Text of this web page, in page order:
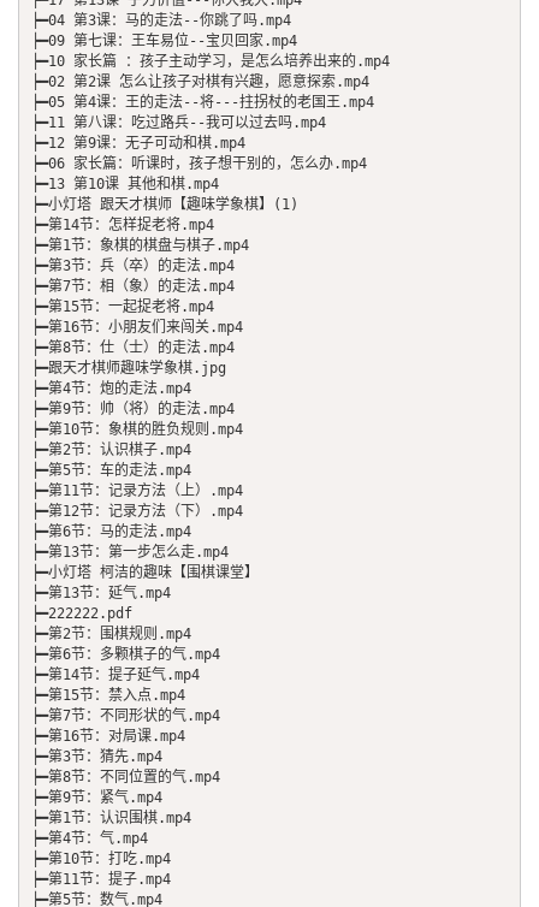
┝━04 第3课：马的走法--你跳了吗.mp4
┝━09 第七课：王车易位--宝贝回家.mp4
┝━10 家长篇 ：孩子主动学习，是怎么培养出来的.mp4
┝━02 第2课 怎么让孩子对棋有兴趣，愿意探索.mp4
┝━05 第4课：王的走法--将---拄拐杖的老国王.mp4
┝━11 第八课：吃过路兵--我可以过去吗.mp4
┝━12 第9课：无子可动和棋.mp4
┝━06 家长篇：听课时，孩子想干别的，怎么办.mp4
┝━13 第10课 其他和棋.mp4
┝━小灯塔 跟天才棋师【趣味学象棋】(1)
┝━第14节：怎样捉老将.mp4
┝━第1节：象棋的棋盘与棋子.mp4
┝━第3节：兵（卒）的走法.mp4
┝━第7节：相（象）的走法.mp4
┝━第15节：一起捉老将.mp4
┝━第16节：小朋友们来闯关.mp4
┝━第8节：仕（士）的走法.mp4
┝━跟天才棋师趣味学象棋.jpg
┝━第4节：炮的走法.mp4
┝━第9节：帅（将）的走法.mp4
┝━第10节：象棋的胜负规则.mp4
┝━第2节：认识棋子.mp4
┝━第5节：车的走法.mp4
┝━第11节：记录方法（上）.mp4
┝━第12节：记录方法（下）.mp4
┝━第6节：马的走法.mp4
┝━第13节：第一步怎么走.mp4
┝━小灯塔 柯洁的趣味【围棋课堂】
┝━第13节：延气.mp4
┝━222222.pdf
┝━第2节：围棋规则.mp4
┝━第6节：多颗棋子的气.mp4
┝━第14节：提子延气.mp4
┝━第15节：禁入点.mp4
┝━第7节：不同形状的气.mp4
┝━第16节：对局课.mp4
┝━第3节：猜先.mp4
┝━第8节：不同位置的气.mp4
┝━第9节：紧气.mp4
┝━第1节：认识围棋.mp4
┝━第4节：气.mp4
┝━第10节：打吃.mp4
┝━第11节：提子.mp4
┝━第5节：数气.mp4